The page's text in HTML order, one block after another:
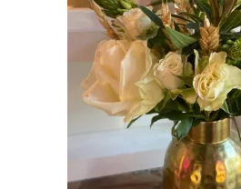
AJOUTER AU